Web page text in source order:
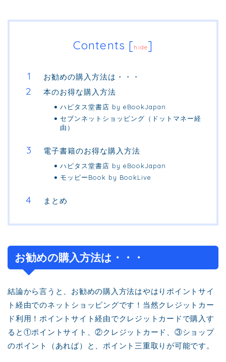
Contents [hide]
お勧めの購入方法は・・・
本のお得な購入方法
ハピタス堂書店 by eBookJapan
セブンネットショッピング（ドットマネー経
由）
電子書籍のお得な購入方法
ハピタス堂書店 by eBookJapan
モッピーBook by BookLive
まとめ
お勧めの購入方法は・・・
結論から言うと、お勧めの購入方法はやはりポイントサイ
ト経由でのネットショッピングです！当然クレジットカー
ド利用！ポイントサイト経由でクレジットカードで購入す
ると①ポイントサイト、②クレジットカード、③ショップ
のポイント（あれば）と、ポイント三重取りが可能です。